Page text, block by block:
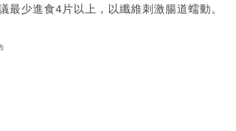
少進食4片以上，以纖維刺激腸道蠕動。